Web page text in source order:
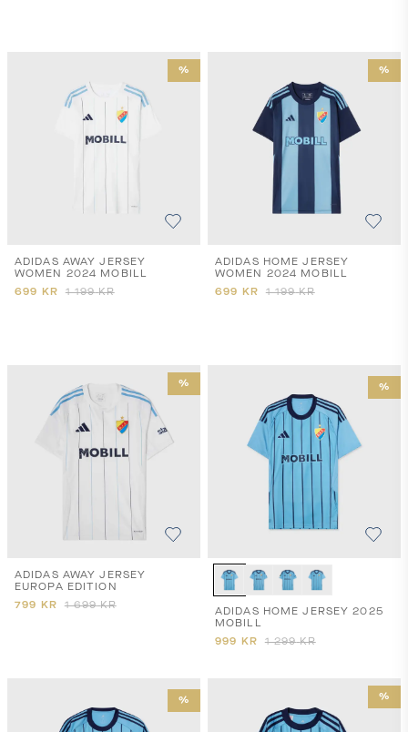
%
ADIDAS AWAY JERSEY
WOMEN 2024 MOBILL
699 KR 1 199 KR
%
ADIDAS HOME JERSEY
WOMEN 2024 MOBILL
699 KR 1 199 KR
%
ADIDAS AWAY JERSEY
EUROPA EDITION
799 KR 1 699 KR
%
ADIDAS HOME JERSEY 2025
MOBILL
999 KR 1 299 KR
% %